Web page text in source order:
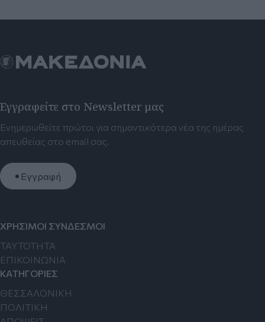
Εγγραφείτε στο Newsletter μας
Ενημερωθείτε πρώτοι για σημαντικότερα νέα της ημέρας
απευθείας στο email σας.
Εγγραφή
ΧΡΗΣΙΜΟΙ ΣΥΝΔΕΣΜΟΙ
TAYTOTHTA
ΕΠΙΚΟΙΝΩΝΙΑ
ΚΑΤΗΓΟΡΙΕΣ
ΘΕΣΣΑΛΟΝΙΚΗ
ΠΟΛΙΤΙΚΗ